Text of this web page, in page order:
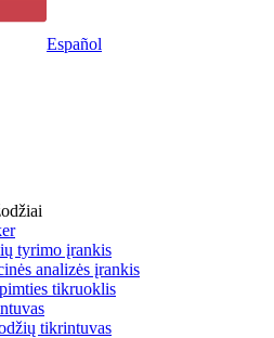
Español
tyrimo įrankis
analizės įrankis
tikruoklis
tikrintuvas